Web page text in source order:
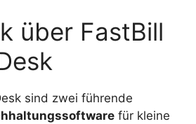
über FastBill
sind zwei führende
für kleine